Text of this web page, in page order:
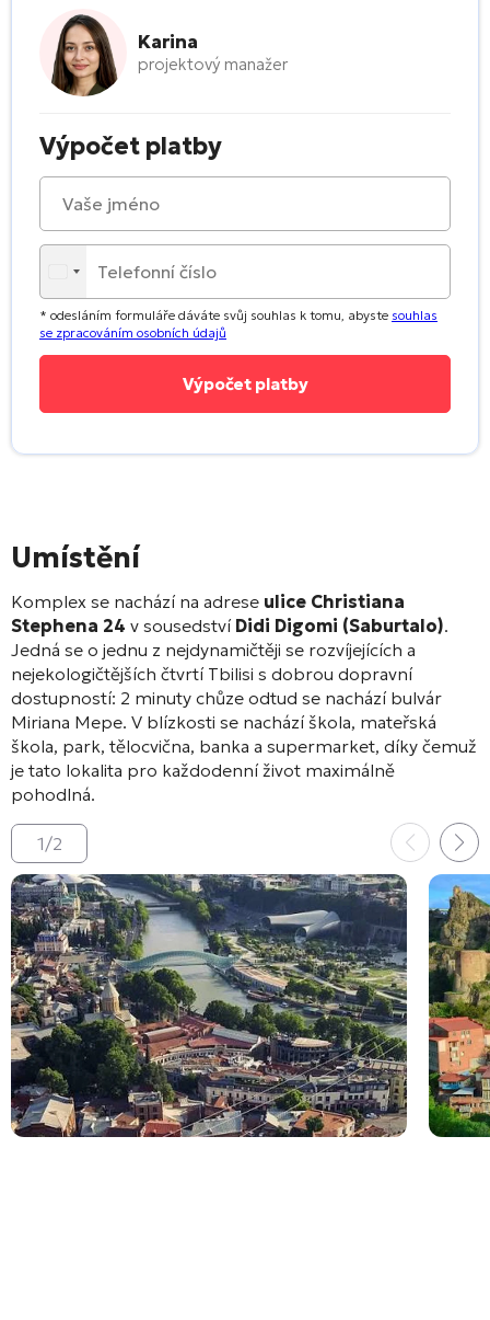
Karina
projektový manažer
Výpočet platby
* odesláním formuláře dáváte svůj souhlas k tomu, abyste souhlas
se zpracováním osobních údajů
Umístění
Komplex se nachází na adrese ulice Christiana
Stephena 24 v sousedství Didi Digomi (Saburtalo).
Jedná se o jednu z nejdynamičtěji se rozvíjejících a
nejekologičtějších čtvrtí Tbilisi s dobrou dopravní
dostupností: 2 minuty chůze odtud se nachází bulvár
Miriana Mepe. V blízkosti se nachází škola, mateřská
škola, park, tělocvična, banka a supermarket, díky čemuž
je tato lokalita pro každodenní život maximálně
pohodlná.
1/2